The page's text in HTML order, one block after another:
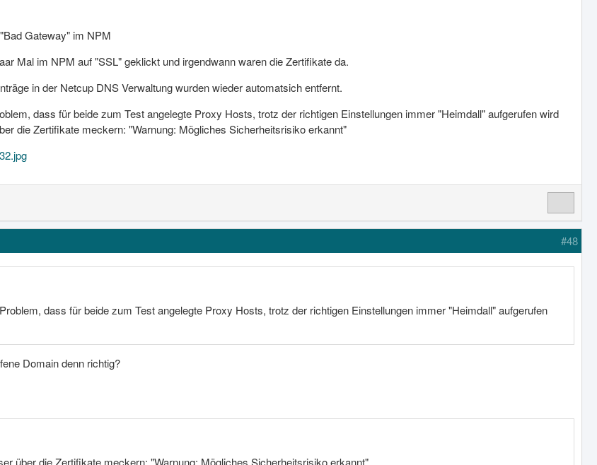
Gateway" im NPM
Mal im NPM auf "SSL" geklickt und irgendwann waren die Zertifikate da.
in der Netcup DNS Verwaltung wurden wieder automatsich entfernt.
dass für beide zum Test angelegte Proxy Hosts, trotz der richtigen Einstellungen immer "Heimdall" aufgerufen wird
die Zertifikate meckern: "Warnung: Mögliches Sicherheitsrisiko erkannt"
#48
dass für beide zum Test angelegte Proxy Hosts, trotz der richtigen Einstellungen immer "Heimdall" aufgerufen
Domain denn richtig?
über die Zertifikate meckern: "Warnung: Mögliches Sicherheitsrisiko erkannt"